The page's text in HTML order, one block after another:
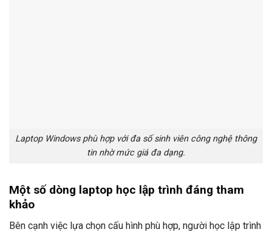
Laptop Windows phù hợp với đa số sinh viên công nghệ thông
tin nhờ mức giá đa dạng.
Một số dòng laptop học lập trình đáng tham
khảo
Bên cạnh việc lựa chọn cấu hình phù hợp, người học lập trình